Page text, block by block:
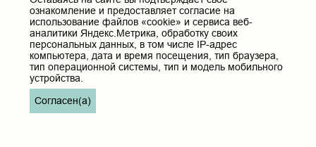
Вход
Главная
Карта сайта
ознакомление и предоставляет согласие на
использование файлов «cookie» и сервиса веб-
аналитики Яндекс.Метрика, обработку своих
персональных данных, в том числе IP-адрес
компьютера, дата и время посещения, тип браузера,
тип операционной системы, тип и модель мобильного
устройства.
Согласен(а)